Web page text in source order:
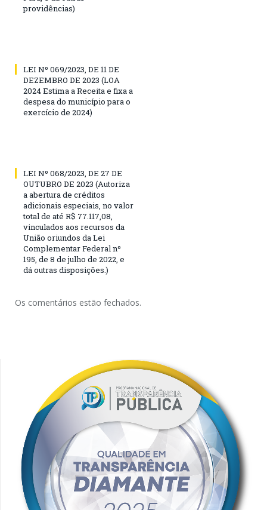
providências)
LEI Nº 069/2023, DE 11 DE
DEZEMBRO DE 2023 (LOA
2024 Estima a Receita e fixa a
despesa do município para o
exercício de 2024)
LEI Nº 068/2023, DE 27 DE
OUTUBRO DE 2023 (Autoriza
a abertura de créditos
adicionais especiais, no valor
total de até R$ 77.117,08,
vinculados aos recursos da
União oriundos da Lei
Complementar Federal nº
195, de 8 de julho de 2022, e
dá outras disposições.)
Os comentários estão fechados.